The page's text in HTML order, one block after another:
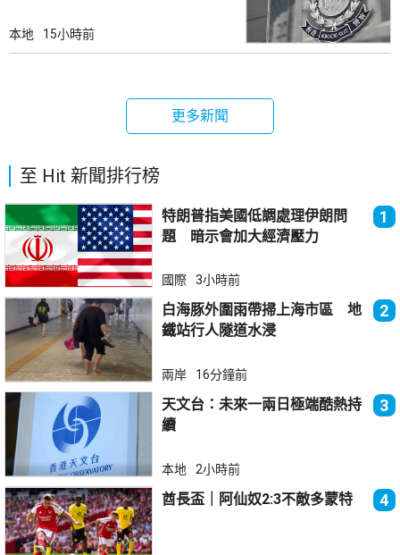
本地 15小時前
更多新聞
至 Hit 新聞排行榜
特朗普指美國低調處理伊朗問
題 暗示會加大經濟壓力
1
國際 3小時前
白海豚外圍雨帶掃上海市區 地
鐵站行人隧道水浸
2
兩岸 16分鐘前
天文台：未來一兩日極端酷熱持
續
3
本地 2小時前
酋長盃｜阿仙奴2:3不敵多蒙特 4